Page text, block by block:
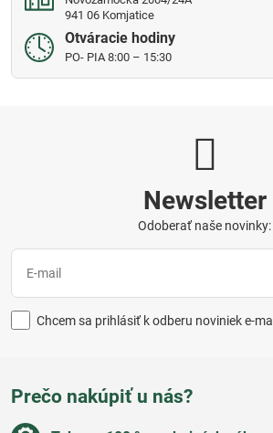
941 06 Komjatice
Otváracie hodiny
PO- PIA 8:00 – 15:30
Newsletter
Odoberať naše novinky:
Chcem sa prihlásiť k odberu noviniek e-
Prečo nakúpiť u nás?